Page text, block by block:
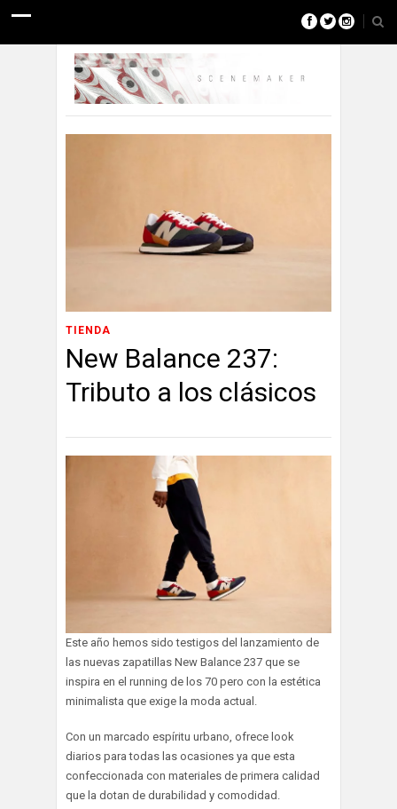
TIENDA
New Balance 237:
Tributo a los clásicos
Este año hemos sido testigos del lanzamiento de
las nuevas zapatillas New Balance 237 que se
inspira en el running de los 70 pero con la estética
minimalista que exige la moda actual.
Con un marcado espíritu urbano, ofrece look
diarios para todas las ocasiones ya que esta
confeccionada con materiales de primera calidad
que la dotan de durabilidad y comodidad.